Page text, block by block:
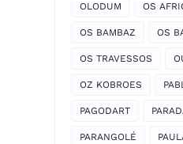
OLODUM OS
OS BAMBAZ OS
OS TRAVESSOS
OZ KOBROES
PAGODART
PARANGOLÉ